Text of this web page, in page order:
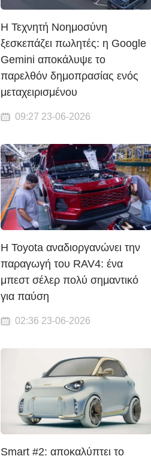
Η Τεχνητή Νοημοσύνη
ξεσκεπάζει πωλητές: η Google
Gemini αποκάλυψε το
παρελθόν δημοπρασίας ενός
μεταχειρισμένου
09:27 23-06-2026
Η Toyota αναδιοργανώνει την
παραγωγή του RAV4: ένα
μπεστ σέλερ πολύ σημαντικό
για παύση
02:36 23-06-2026
Smart #2: αποκαλύπτει το